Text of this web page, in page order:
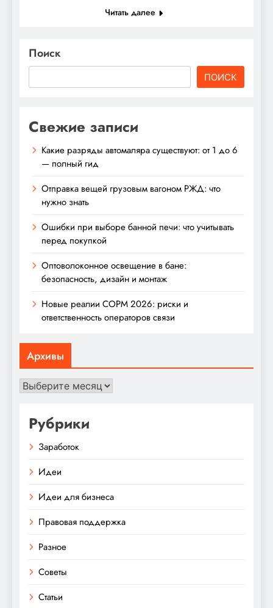
Читать далее
Поиск
ПОИСК
Свежие записи
Какие разряды автомаляра существуют: от 1 до 6
— полный гид
Отправка вещей грузовым вагоном РЖД: что
нужно знать
Ошибки при выборе банной печи: что учитывать
перед покупкой
Оптоволоконное освещение в бане:
безопасность, дизайн и монтаж
Новые реалии СОРМ 2026: риски и
ответственность операторов связи
Архивы
Архивы
Рубрики
Заработок
Идеи
Идеи для бизнеса
Правовая поддержка
Разное
Советы
Статьи